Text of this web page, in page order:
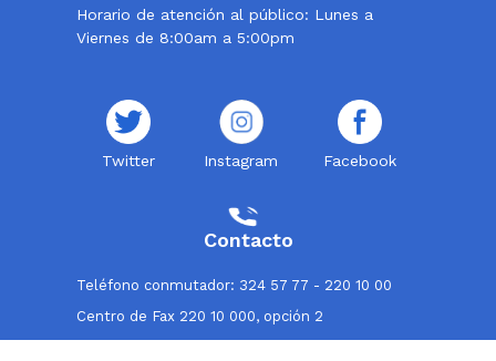
Horario de atención al público: Lunes a
Viernes de 8:00am a 5:00pm
Twitter Instagram Facebook
Contacto
Teléfono conmutador: 324 57 77 - 220 10 00
Centro de Fax 220 10 000, opción 2